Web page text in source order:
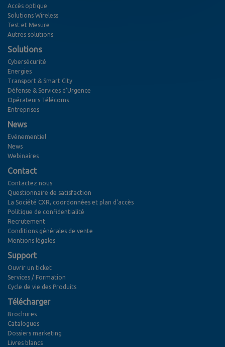
Accès optique
Solutions Wireless
Test et Mesure
Autres solutions
Solutions
Cybersécurité
Energies
Transport & Smart City
Défense & Services d'Urgence
Opérateurs Télécoms
Entreprises
News
Evénementiel
News
Webinaires
Contact
Contactez nous
Questionnaire de satisfaction
La Société CXR, coordonnées et plan d'accès
Politique de confidentialité
Recrutement
Conditions générales de vente
Mentions légales
Support
Ouvrir un ticket
Services / Formation
Cycle de vie des Produits
Télécharger
Brochures
Catalogues
Dossiers marketing
Livres blancs